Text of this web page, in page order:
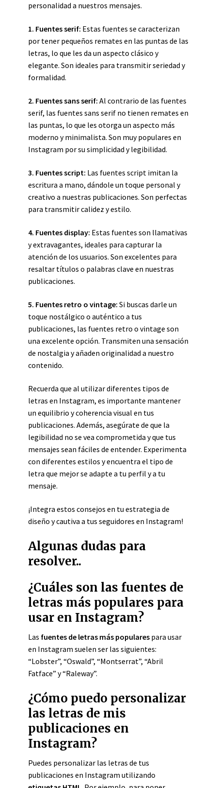
personalidad a nuestros mensajes.
1. Fuentes serif: Estas fuentes se caracterizan
por tener pequeños remates en las puntas de las
letras, lo que les da un aspecto clásico y
elegante. Son ideales para transmitir seriedad y
formalidad.
2. Fuentes sans serif: Al contrario de las fuentes
serif, las fuentes sans serif no tienen remates en
las puntas, lo que les otorga un aspecto más
moderno y minimalista. Son muy populares en
Instagram por su simplicidad y legibilidad.
3. Fuentes script: Las fuentes script imitan la
escritura a mano, dándole un toque personal y
creativo a nuestras publicaciones. Son perfectas
para transmitir calidez y estilo.
4. Fuentes display: Estas fuentes son llamativas
y extravagantes, ideales para capturar la
atención de los usuarios. Son excelentes para
resaltar títulos o palabras clave en nuestras
publicaciones.
5. Fuentes retro o vintage: Si buscas darle un
toque nostálgico o auténtico a tus
publicaciones, las fuentes retro o vintage son
una excelente opción. Transmiten una sensación
de nostalgia y añaden originalidad a nuestro
contenido.
Recuerda que al utilizar diferentes tipos de
letras en Instagram, es importante mantener
un equilibrio y coherencia visual en tus
publicaciones. Además, asegúrate de que la
legibilidad no se vea comprometida y que tus
mensajes sean fáciles de entender. Experimenta
con diferentes estilos y encuentra el tipo de
letra que mejor se adapte a tu perfil y a tu
mensaje.
¡Integra estos consejos en tu estrategia de
diseño y cautiva a tus seguidores en Instagram!
Algunas dudas para
resolver..
¿Cuáles son las fuentes de
letras más populares para
usar en Instagram?
Las fuentes de letras más populares para usar
en Instagram suelen ser las siguientes:
“Lobster”, “Oswald”, “Montserrat”, “Abril
Fatface” y “Raleway”.
¿Cómo puedo personalizar
las letras de mis
publicaciones en
Instagram?
Puedes personalizar las letras de tus
publicaciones en Instagram utilizando